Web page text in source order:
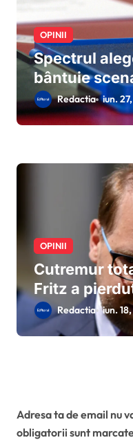
OPINII
Spectrul
bântuie
deblocării
Redactia iun.
OPINII
Cutremur
Fritz a
Curte
declarat
Redactia iun.
Adresa ta de email nu
obligatorii sunt